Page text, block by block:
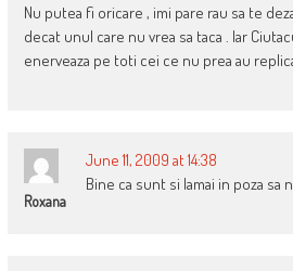
Nu putea fi oricare , imi pare rau sa te
decat unul care nu vrea sa taca . Iar
enerveaza pe toti cei ce nu prea au
Roxana
June 11, 2009 at 14:38
Bine ca sunt si lamai in poza sa